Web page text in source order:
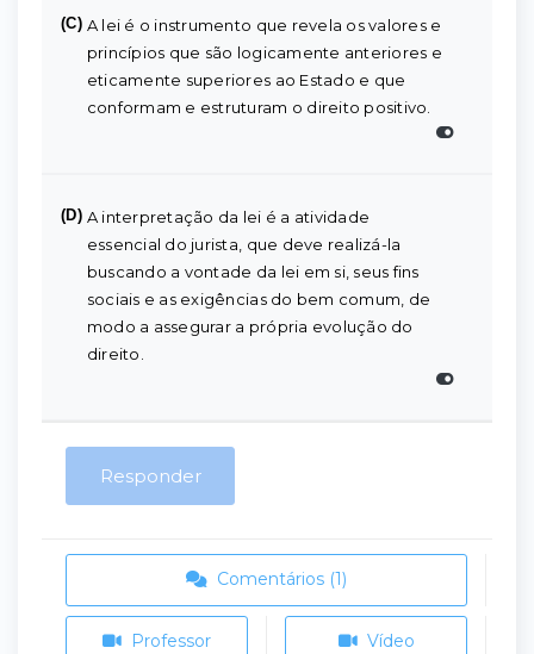
(C) A lei é o instrumento que revela os valores e
princípios que são logicamente anteriores e
eticamente superiores ao Estado e que
conformam e estruturam o direito positivo.
(D) A interpretação da lei é a atividade
essencial do jurista, que deve realizá-la
buscando a vontade da lei em si, seus fins
sociais e as exigências do bem comum, de
modo a assegurar a própria evolução do
direito.
Responder
Comentários (1)
Professor Vídeo